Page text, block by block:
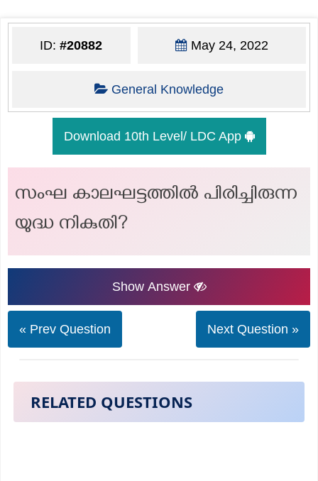
ID:#20882 May 24, 2022
General Knowledge
Download 10th Level/ LDC App
സംഘ കാലഘട്ടത്തിൽ പിരിച്ചിരുന്ന
യുദ്ധ നികുതി?
Show Answer
« Prev Question Next Question »
RELATED QUESTIONS